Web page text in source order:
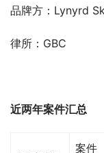
品牌方：Lynyrd
律所：GBC
近两年案件汇总
案件